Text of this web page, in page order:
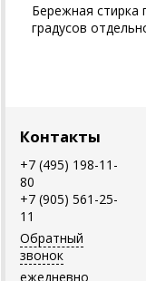
Бережная стирка
градусов
Контакты
+7 (495) 198-11-
80
+7 (905) 561-25-
11
Обратный
звонок
ежедневно